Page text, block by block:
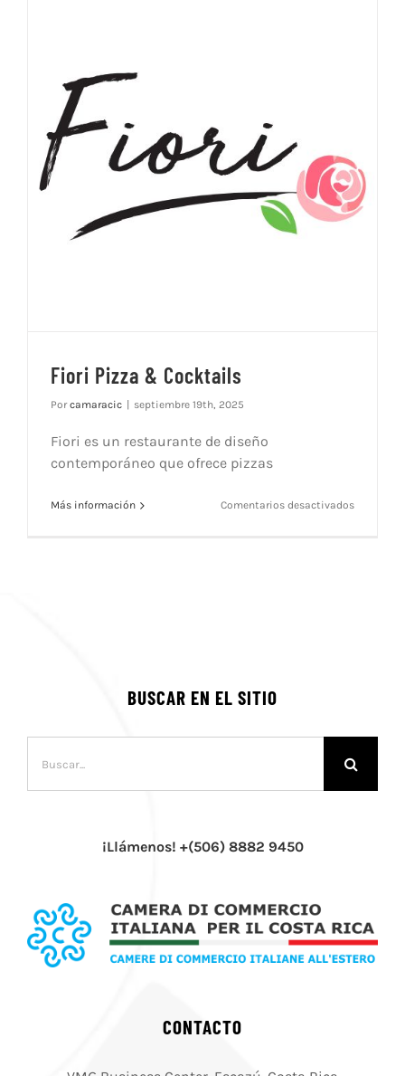
Fiori Pizza & Cocktails
Porcamaracic septiembre 19th, 2025
Fiori es un restaurante de diseño
contemporáneo que ofrece pizzas
Más información Comentarios desactivadosen
BUSCAR EN EL SITIO
¡Llámenos! +(506) 8882 9450
CONTACTO